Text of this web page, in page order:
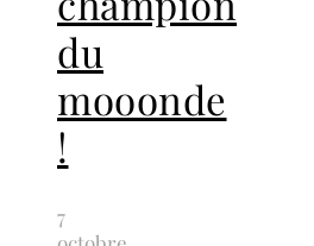
du
mooonde
!
7